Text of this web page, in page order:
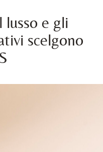
lusso e gli
scelgono